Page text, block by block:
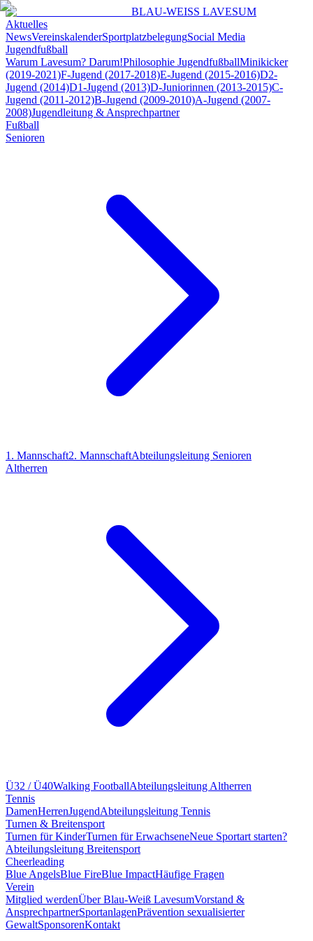
BLAU-WEISS LAVESUM
Aktuelles
NewsVereinskalenderSportplatzbelegungSocial Media
Jugendfußball
Warum Lavesum? Darum!Philosophie JugendfußballMinikicker
(2019-2021)F-Jugend (2017-2018)E-Jugend (2015-2016)D2-
Jugend (2014)D1-Jugend (2013)D-Juniorinnen (2013-2015)C-
Jugend (2011-2012)B-Jugend (2009-2010)A-Jugend (2007-
2008)Jugendleitung & Ansprechpartner
Fußball
Senioren
1. Mannschaft2. MannschaftAbteilungsleitung Senioren
Altherren
Ü32 / Ü40Walking FootballAbteilungsleitung Altherren
Tennis
DamenHerrenJugendAbteilungsleitung Tennis
Turnen & Breitensport
Turnen für KinderTurnen für ErwachseneNeue Sportart starten?
Abteilungsleitung Breitensport
Cheerleading
Blue AngelsBlue FireBlue ImpactHäufige Fragen
Verein
Mitglied werdenÜber Blau-Weiß LavesumVorstand &
AnsprechpartnerSportanlagenPrävention sexualisierter
GewaltSponsorenKontakt